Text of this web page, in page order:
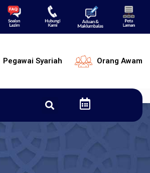
Pegawai Syariah Orang Awam